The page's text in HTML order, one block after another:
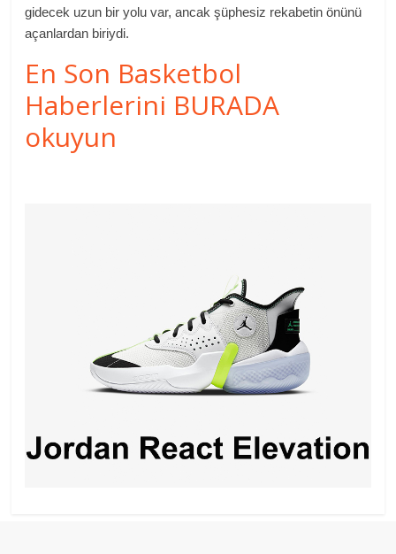
gidecek uzun bir yolu var, ancak şüphesiz rekabetin önünü
açanlardan biriydi.
En Son Basketbol
Haberlerini BURADA
okuyun